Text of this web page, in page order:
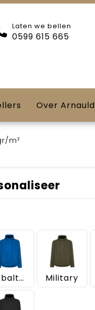
Laten we bellen
0599 615 665
Over Arnauld
m²
Kobaltblauw Military